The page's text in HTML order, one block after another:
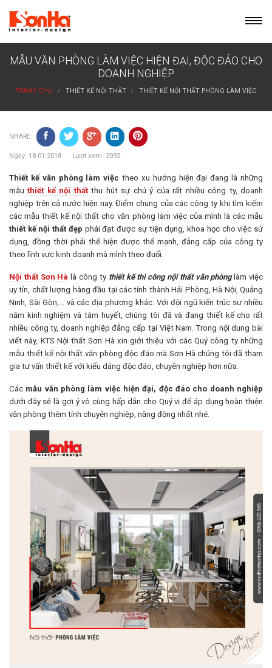
content
MẪU VĂN PHÒNG LÀM VIỆC HIỆN ĐẠI, ĐỘC ĐÁO CHO
DOANH NGHIỆP
TRANG CHỦ THIẾT KẾ NỘI THẤT THIẾT KẾ NỘI THẤT PHÒNG LÀM VIỆC
SHARE:
Ngày: 18-01-2018 Lượt xem: 2092
Thiết kế văn phòng làm việc theo xu hướng hiện đại đang là những
mẫuthiết kế nội thấtthu hút sự chú ý của rất nhiều công ty, doanh
nghiệp trên cả nước hiện nay. Điểm chung của các công ty khi tìm kiếm
các mẫu thiết kế nội thất cho văn phòng làm việc của mình là các mẫu
thiết kế nội thất đẹp phải đạt được sự tiện dụng, khoa học cho việc sử
dụng, đồng thời phải thể hiện được thế mạnh, đẳng cấp của công ty
theo lĩnh vực kinh doanh mà mình theo đuổi.
Nội thất Sơn Hà là công ty thiết kế thi công nội thất văn phònglàm việc
uy tín, chất lượng hàng đầu tại các tỉnh thành Hải Phòng, Hà Nội, Quảng
Ninh, Sài Gòn,… và các địa phương khác. Với đội ngũ kiến trúc sư nhiều
năm kinh nghiệm và tâm huyết, chúng tôi đã và đang thiết kế cho rất
nhiều công ty, doanh nghiệp đẳng cấp tại Việt Nam. Trong nội dung bài
viết này, KTS Nội thất Sơn Hà xin giới thiệu với các Quý công ty những
mẫu thiết kế nội thất văn phòng độc đáo mà Sơn Hà chúng tôi đã tham
gia tư vấn thiết kế với kiểu dáng độc đáo, chuyên nghiệp hơn nữa.
Các mẫu văn phòng làm việc hiện đại, độc đáo cho doanh nghiệp
dưới đây sẽ là gợi ý vô cùng hấp dẫn cho Quý vị để áp dụng hoàn thiện
văn phòng thêm tính chuyên nghiệp, năng động nhất nhé.